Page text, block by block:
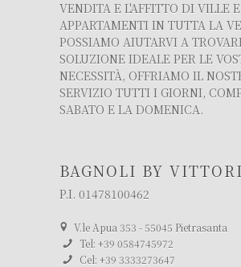
VENDITA E L'AFFITTO DI VILLE E
APPARTAMENTI IN TUTTA LA
POSSIAMO AIUTARVI A
SOLUZIONE IDEALE PER LE
NECESSITÀ, OFFRIAMO IL
SERVIZIO TUTTI I GIORNI,
SABATO E LA DOMENICA.
BAGNOLI BY
P.I. 01478100462
V.le Apua 353 - 55045 Pietrasanta
Tel: +39 0584745972
Cel: +39 3333273647